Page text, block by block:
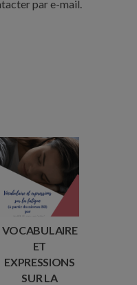
par e-mail.
VOCABULAIRE
ET
EXPRESSIONS
SUR LA